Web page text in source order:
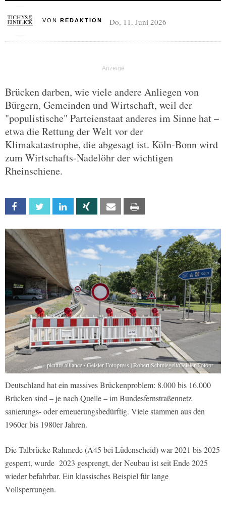
VON REDAKTION Do, 11. Juni 2026
Brücken darben, wie viele andere Anliegen von
Bürgern, Gemeinden und Wirtschaft, weil der
"populistische" Parteienstaat anderes im Sinne hat –
etwa die Rettung der Welt vor der
Klimakatastrophe, die abgesagt ist. Köln-Bonn wird
zum Wirtschafts-Nadelöhr der wichtigen
Rheinschiene.
Facebook Twitter Linkedin Xing Email
picture alliance / Geisler-Fotopress | Robert Schmiegelt/Geisler-Fotopr
Deutschland hat ein massives Brückenproblem: 8.000 bis 16.000
Brücken sind – je nach Quelle – im Bundesfernstraßennetz
sanierungs- oder erneuerungsbedürftig. Viele stammen aus den
1960er bis 1980er Jahren.
Die Talbrücke Rahmede (A45 bei Lüdenscheid) war 2021 bis 2025
gesperrt, wurde 2023 gesprengt, der Neubau ist seit Ende 2025
wieder befahrbar. Ein klassisches Beispiel für lange
Vollsperrungen.